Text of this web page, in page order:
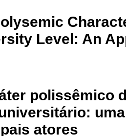
Level: An
polissêmico
atores